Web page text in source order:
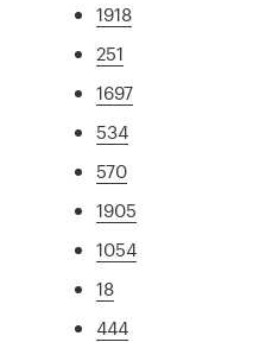
1918
251
1697
534
570
1905
1054
18
444